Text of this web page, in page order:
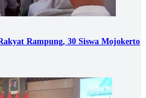
Rampung, 30 Siswa Mojokerto